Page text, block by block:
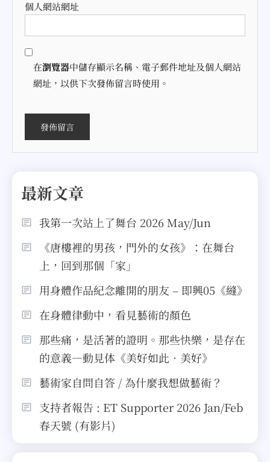
個人網站網址
在瀏覽器中儲存顯示名稱、電子郵件地址及個人網站
網址，以供下次發佈留言時使用。
最新文章
我第一次站上了舞台 2026 May/Jun
《唐樓裡的男孩，門外的女孩》：在舞台
上，回到那個「家」
用身體作品紀念離開的朋友 – 即興05《縫》
在身體律動中，看見藝術的顏色
那些痛，是活著的證明。那些快樂，是存在
的意義—動見体《美好如此．美好》
藝術家自問自答 / 為什麼我想做藝術？
支持者報告 : ET Supporter 2026 Jan/Feb
春天號 (有影片)